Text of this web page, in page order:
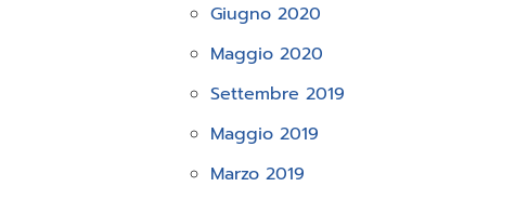
Giugno 2020
Maggio 2020
Settembre 2019
Maggio 2019
Marzo 2019